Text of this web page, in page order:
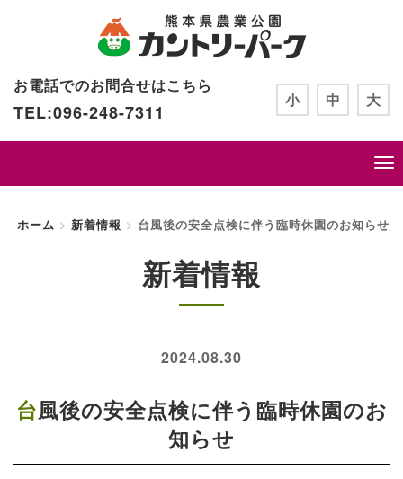
お電話でのお問合せはこちら
TEL:096-248-7311
小 中 大
ホーム 新着情報 台風後の安全点検に伴う臨時休園のお知らせ
新着情報
2024.08.30
台風後の安全点検に伴う臨時休園のお
知らせ